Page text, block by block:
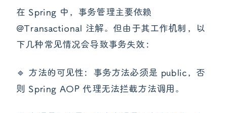
在 Spring 中，事务管理主要依赖
@Transactional 注解。但由于其工作机制，以
下几种常见情况会导致事务失效：
🔹 方法的可见性：事务方法必须是 public，否
则 Spring AOP 代理无法拦截方法调用。